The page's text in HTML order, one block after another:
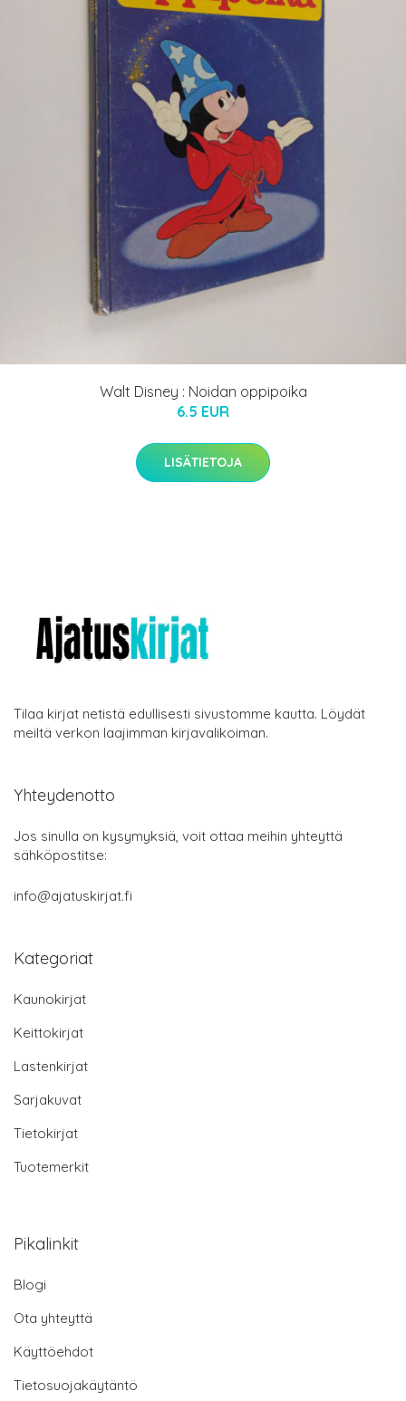
Walt Disney : Noidan oppipoika
6.5 EUR
LISÄTIETOJA
Tilaa kirjat netistä edullisesti sivustomme kautta. Löydät
meiltä verkon laajimman kirjavalikoiman.
Yhteydenotto
Jos sinulla on kysymyksiä, voit ottaa meihin yhteyttä
sähköpostitse:
info@ajatuskirjat.fi
Kategoriat
Kaunokirjat
Keittokirjat
Lastenkirjat
Sarjakuvat
Tietokirjat
Tuotemerkit
Pikalinkit
Blogi
Ota yhteyttä
Käyttöehdot
Tietosuojakäytäntö